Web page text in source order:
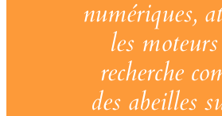
numériques,
les
recherche
des abeilles